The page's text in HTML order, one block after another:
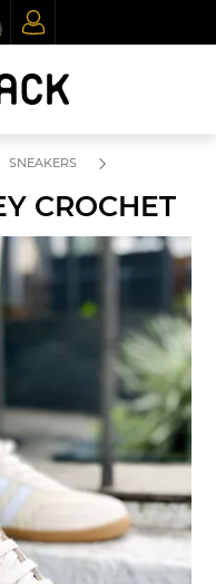
SNEAKERS
CROCHET